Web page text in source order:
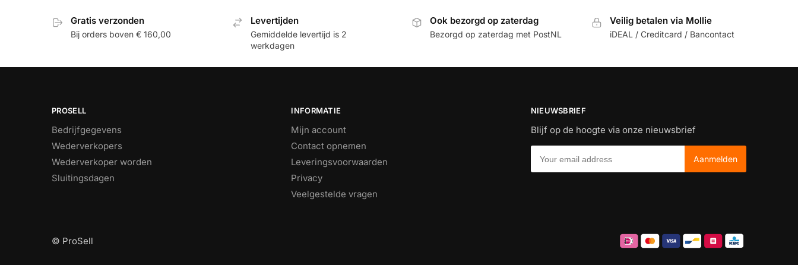
Gratis verzonden
Bij orders boven € 160,00
Levertijden
Gemiddelde levertijd is 2
werkdagen
Ook bezorgd op zaterdag
Bezorgd op zaterdag met PostNL
Veilig betalen via Mollie
iDEAL / Creditcard / Bancontact
PROSELL
Bedrijfgegevens
Wederverkopers
Wederverkoper worden
Sluitingsdagen
INFORMATIE
Mijn account
Contact opnemen
Leveringsvoorwaarden
Privacy
Veelgestelde vragen
NIEUWSBRIEF
Blijf op de hoogte via onze nieuwsbrief
© ProSell